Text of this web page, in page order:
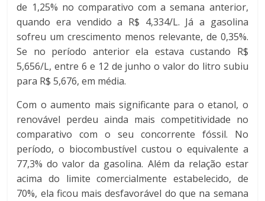
de 1,25% no comparativo com a semana anterior,
quando era vendido a R$ 4,334/L. Já a gasolina
sofreu um crescimento menos relevante, de 0,35%.
Se no período anterior ela estava custando R$
5,656/L, entre 6 e 12 de junho o valor do litro subiu
para R$ 5,676, em média.
Com o aumento mais significante para o etanol, o
renovável perdeu ainda mais competitividade no
comparativo com o seu concorrente fóssil. No
período, o biocombustível custou o equivalente a
77,3% do valor da gasolina. Além da relação estar
acima do limite comercialmente estabelecido, de
70%, ela ficou mais desfavorável do que na semana